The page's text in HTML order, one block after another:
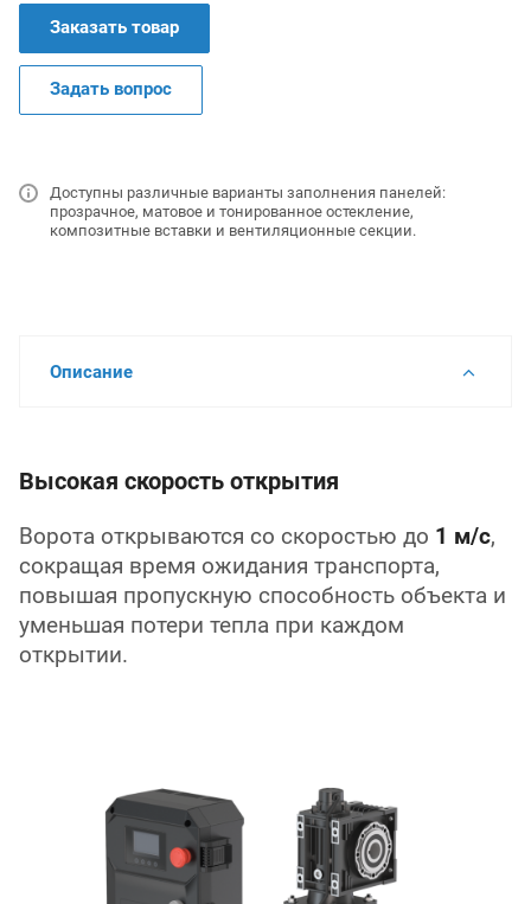
Заказать товар
Задать вопрос
Доступны различные варианты заполнения панелей:
прозрачное, матовое и тонированное остекление,
композитные вставки и вентиляционные секции.
Описание
Высокая скорость открытия
Ворота открываются со скоростью до 1 м/с,
сокращая время ожидания транспорта,
повышая пропускную способность объекта и
уменьшая потери тепла при каждом
открытии.